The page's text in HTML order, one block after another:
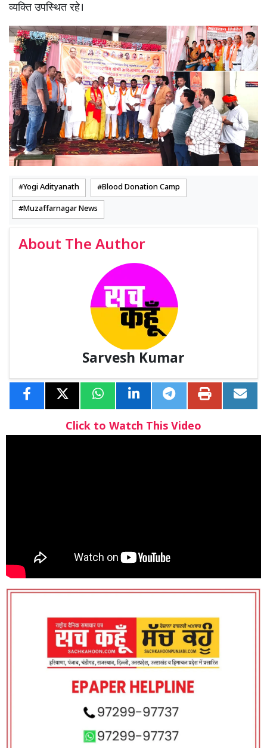
व्यक्ति उपस्थित रहे।
Yogi Adityanath Blood Donation Camp
Muzaffarnagar News
About The Author
Sarvesh Kumar
Click to Watch This Video